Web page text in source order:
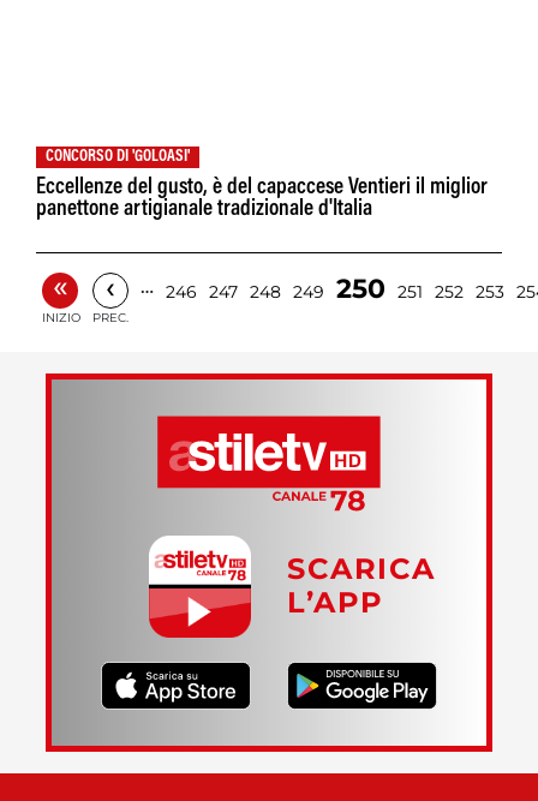
CONCORSO DI 'GOLOASI'
Eccellenze del gusto, è del capaccese Ventieri il miglior
panettone artigianale tradizionale d'Italia
«
INIZIO
‹
PREC.
… 246 247 248 249 250 251 252 253
SCARICA
L’APP